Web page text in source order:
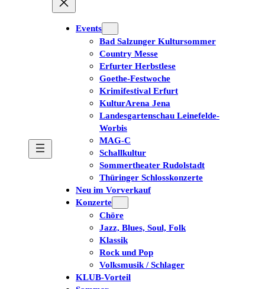
Events
Bad Salzunger Kultursommer
Country Messe
Erfurter Herbstlese
Goethe-Festwoche
Krimifestival Erfurt
KulturArena Jena
Landesgartenschau Leinefelde-
Worbis
MAG-C
Schallkultur
Sommertheater Rudolstadt
Thüringer Schlosskonzerte
Neu im Vorverkauf
Konzerte
Chöre
Jazz, Blues, Soul, Folk
Klassik
Rock und Pop
Volksmusik / Schlager
KLUB-Vorteil